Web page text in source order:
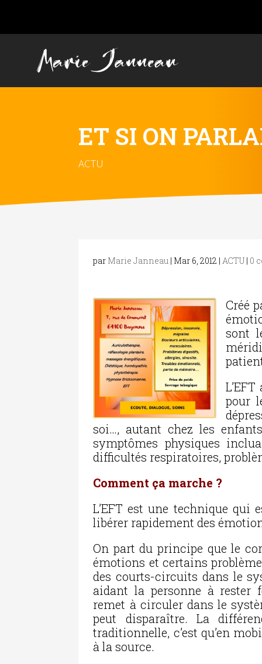
ET SI ON
ACTU
par Marie Janneau | Mar 6, 2012 |ACTU | 0
Créé
sont
pour
soi…, autant chez les
symptômes physiques
difficultés respiratoires,
Comment ça marche ?
L’EFT est une technique qui
libérer rapidement des
On part du principe que le
émotions et certains
des courts-circuits dans le
aidant la personne à rester
remet à circuler dans le
peut disparaître. La
traditionnelle, c’est qu’en
à la source.